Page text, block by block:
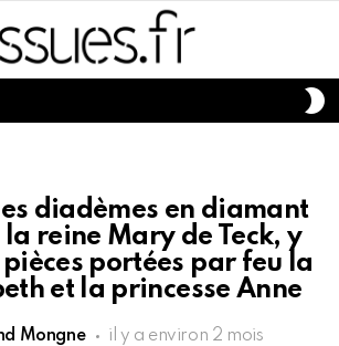
diadèmes en diamant
reine Mary de Teck, y
portées par feu la
et la princesse Anne
Mongne il y a environ 2 mois